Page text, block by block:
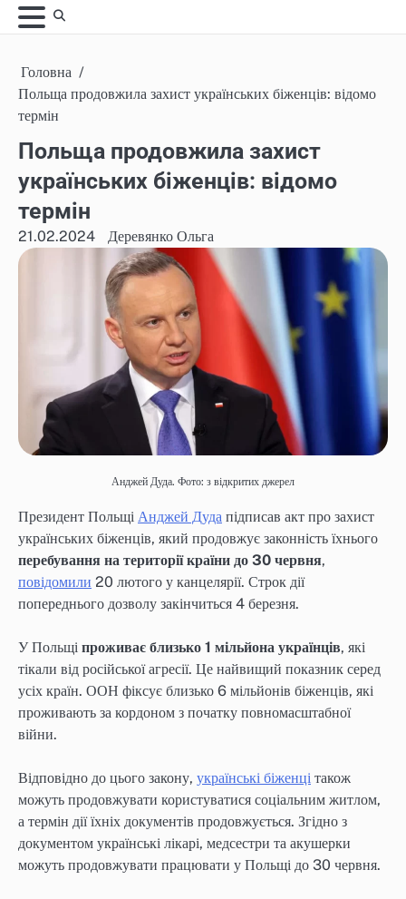
Skip
to
Головна
Польща продовжила захист українських біженців: відомо
термін
Польща продовжила захист
українських біженців: відомо
термін
21.02.2024 Деревянко Ольга
Анджей Дуда. Фото: з відкритих джерел
Президент Польщі Анджей Дуда підписав акт про захист
українських біженців, який продовжує законність їхнього
перебування на території країни до 30 червня,
повідомили 20 лютого у канцелярії. Строк дії
попереднього дозволу закінчиться 4 березня.
У Польщі проживає близько 1 мільйона українців, які
тікали від російської агресії. Це найвищий показник серед
усіх країн. ООН фіксує близько 6 мільйонів біженців, які
проживають за кордоном з початку повномасштабної
війни.
Відповідно до цього закону, українські біженці також
можуть продовжувати користуватися соціальним житлом,
а термін дії їхніх документів продовжується. Згідно з
документом українські лікарі, медсестри та акушерки
можуть продовжувати працювати у Польщі до 30 червня.